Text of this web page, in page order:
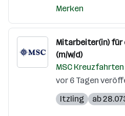
Merken
Mitarbeiter(in) für
(m/w/d)
MSC
vor 6 Tagen
Itzling
ab